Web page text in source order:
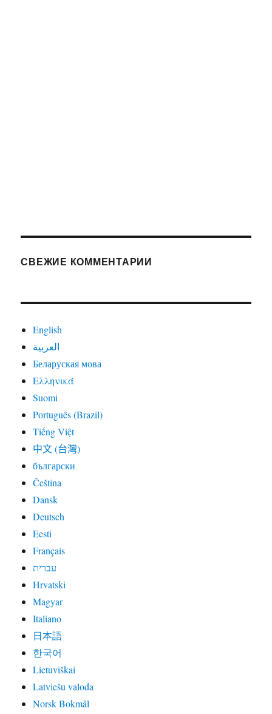
СВЕЖИЕ КОММЕНТАРИИ
English
العربية
Беларуская мова
Ελληνικά
Suomi
Português (Brazil)
Tiếng Việt
中文 (台灣)
български
Čeština
Dansk
Deutsch
Eesti
Français
עברית
Hrvatski
Magyar
Italiano
日本語
한국어
Lietuviškai
Latviešu valoda
Norsk Bokmål